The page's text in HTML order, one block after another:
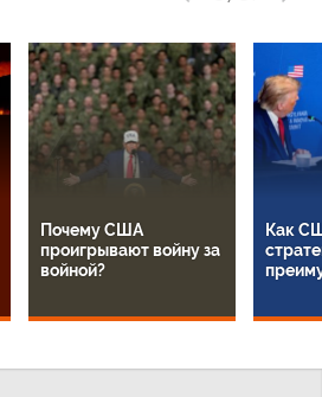
Почему США
проигрывают войну за
войной?
Как